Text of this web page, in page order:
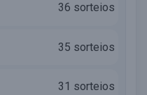
36 sorteios
35 sorteios
31 sorteios